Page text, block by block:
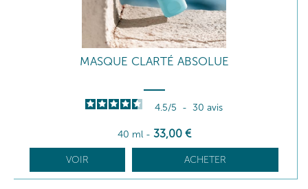
MASQUE CLARTÉ ABSOLUE
4.5/5 - 30 avis
40 ml - 33,00 €
VOIR ACHETER